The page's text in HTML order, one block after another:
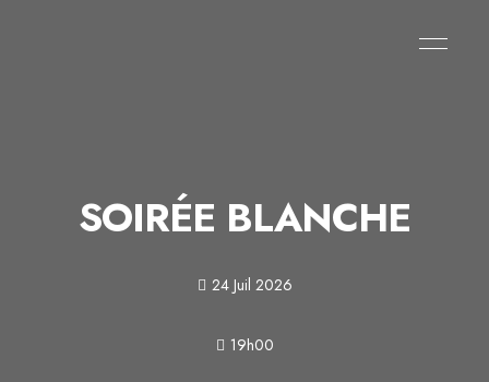
SOIRÉE BLANCHE
24 Juil 2026
19h00